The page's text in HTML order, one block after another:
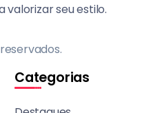
seu estilo.
Categorias